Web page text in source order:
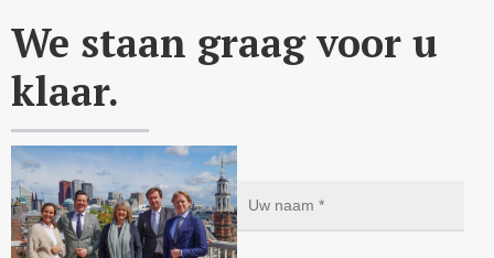
We staan graag voor u
klaar.